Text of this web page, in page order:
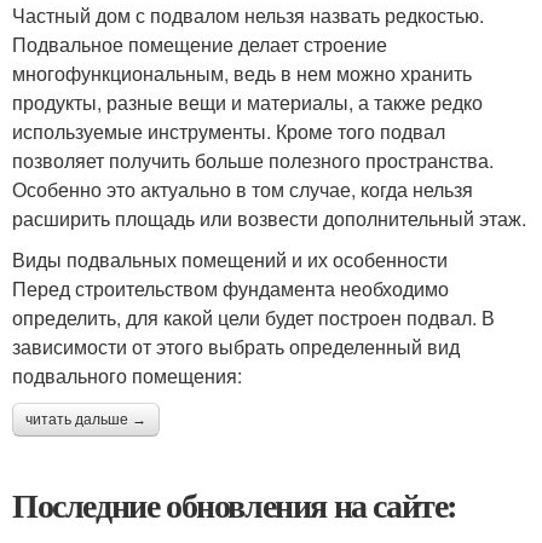
Частный дом с подвалом нельзя назвать редкостью.
Подвальное помещение делает строение
многофункциональным, ведь в нем можно хранить
продукты, разные вещи и материалы, а также редко
используемые инструменты. Кроме того подвал
позволяет получить больше полезного пространства.
Особенно это актуально в том случае, когда нельзя
расширить площадь или возвести дополнительный этаж.
Виды подвальных помещений и их особенности
Перед строительством фундамента необходимо
определить, для какой цели будет построен подвал. В
зависимости от этого выбрать определенный вид
подвального помещения:
читать дальше →
Последние обновления на сайте: